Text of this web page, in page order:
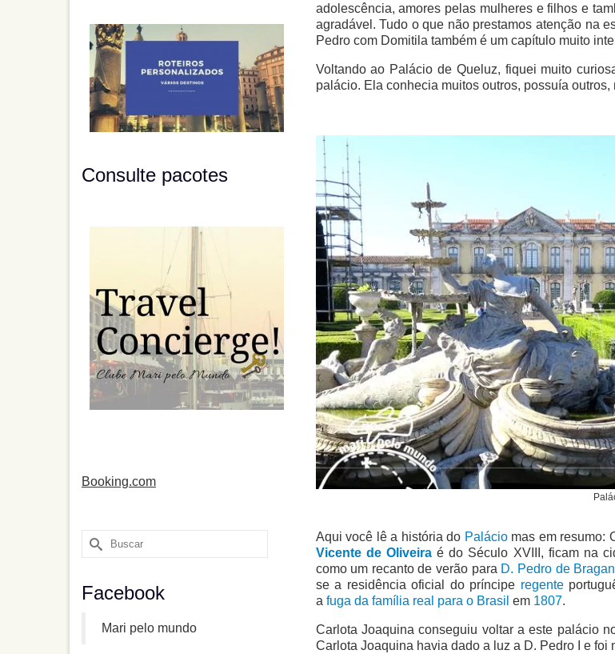
adolescência, amores pelas mulheres e filhos e
agradável. Tudo o que não prestamos atenção na
Pedro com Domitila também é um capítulo muito
Voltando ao Palácio de Queluz, fiquei muito
palácio. Ela conhecia muitos outros, possuía
Aqui você lê a história do Palácio mas em resumo:
Vicente de Oliveiraé do Século XVIII, ficam na
como um recanto de verão para D. Pedro de
se a residência oficial do príncipe regente
a fuga da família real para o Brasil em 1807.
Carlota Joaquina conseguiu voltar a este palácio
Carlota Joaquina havia dado a luz a D. Pedro I e foi
Consulte pacotes
Booking.com
Buscar
por:
Facebook
Mari pelo mundo